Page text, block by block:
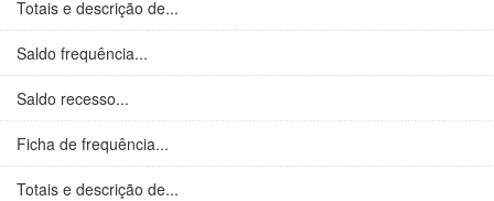
Totais e descrição de...
Saldo frequência...
Saldo recesso...
Ficha de frequência...
Totais e descrição de...